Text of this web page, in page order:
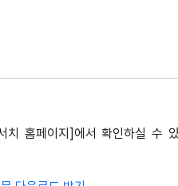
치 홈페이지 ]에서 확인하실 수